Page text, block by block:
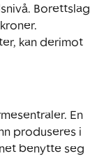
Borettslag
kan derimot
En
produseres i
benytte seg